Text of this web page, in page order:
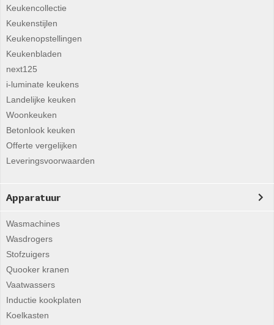
Keukencollectie
Keukenstijlen
Keukenopstellingen
Keukenbladen
next125
i-luminate keukens
Landelijke keuken
Woonkeuken
Betonlook keuken
Offerte vergelijken
Leveringsvoorwaarden
Apparatuur
Wasmachines
Wasdrogers
Stofzuigers
Quooker kranen
Vaatwassers
Inductie kookplaten
Koelkasten